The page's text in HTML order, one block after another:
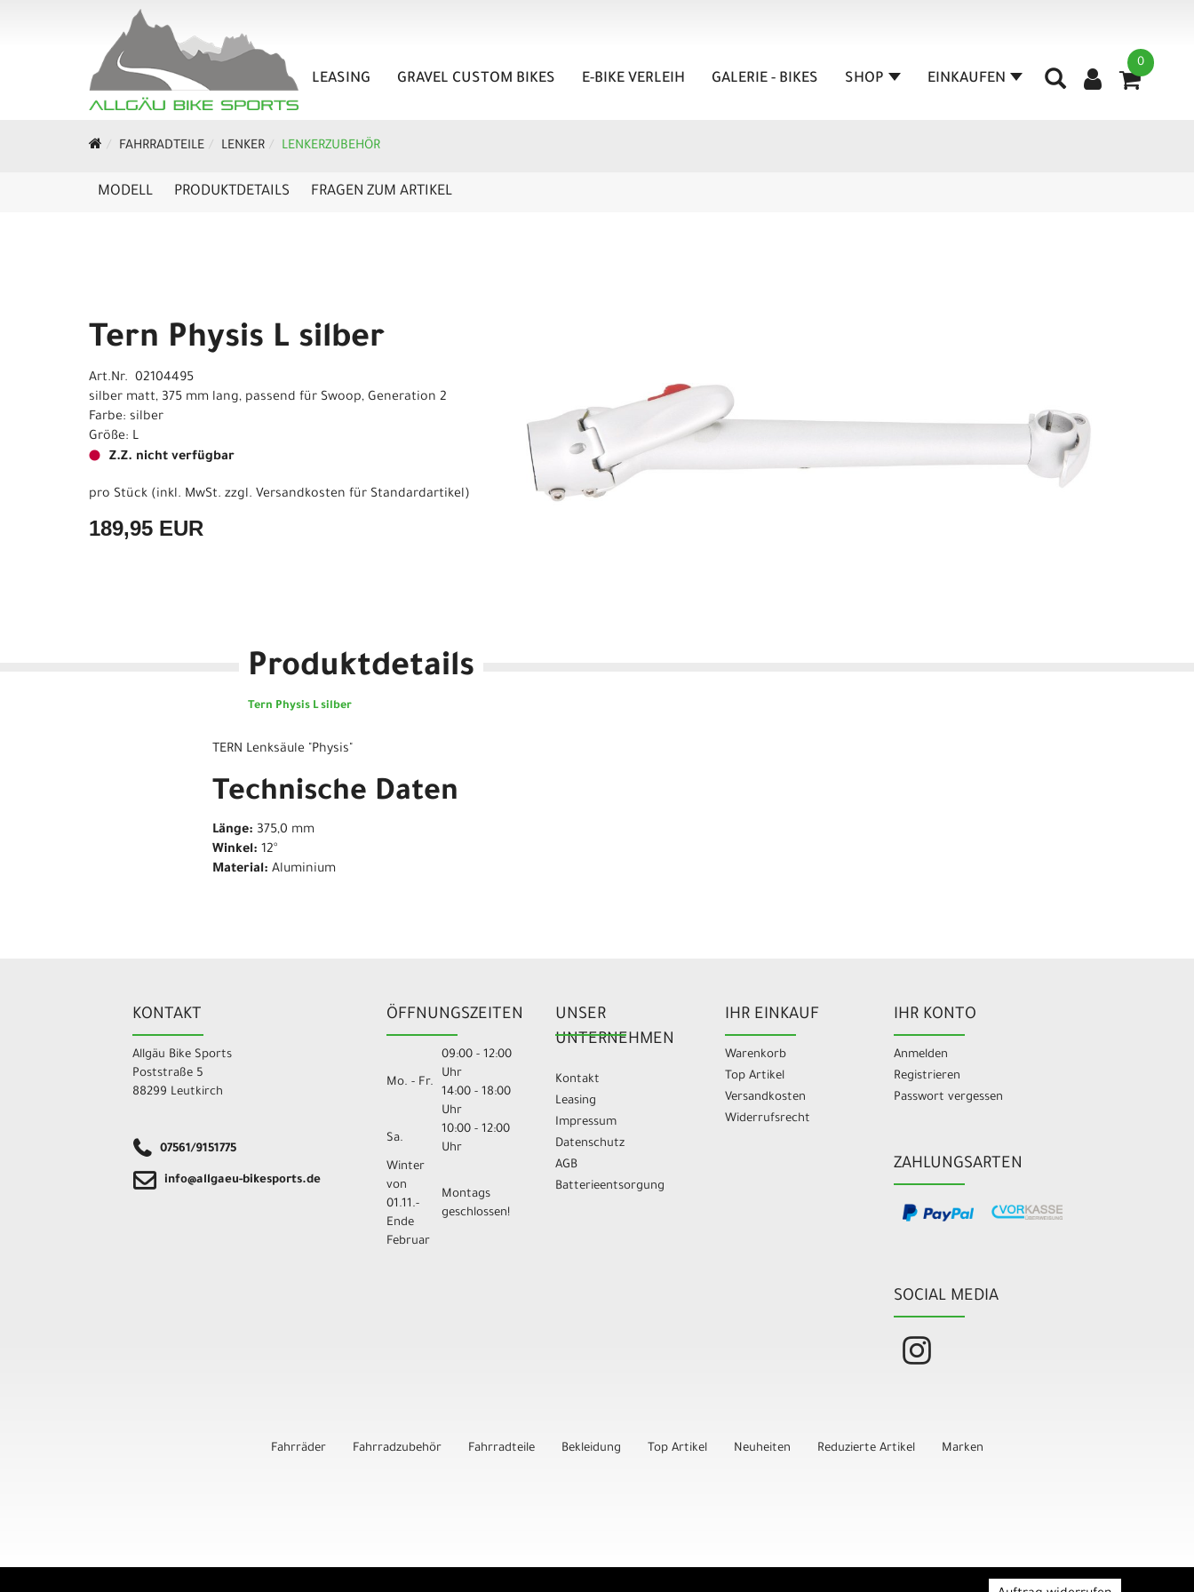
0
LEASING GRAVEL CUSTOM BIKES E-BIKE VERLEIH GALERIE - BIKES SHOP EINKAUFEN
FAHRRADTEILE LENKER LENKERZUBEHÖR
MODELL PRODUKTDETAILS FRAGEN ZUM ARTIKEL
Tern Physis L silber
Art.Nr. 02104495
silber matt, 375 mm lang, passend für Swoop, Generation 2
Farbe: silber
Größe: L
Z.Z. nicht verfügbar
pro Stück (inkl. MwSt. zzgl. Versandkosten für Standardartikel)
189,95 EUR
Produktdetails
Tern Physis L silber
TERN Lenksäule "Physis"
Technische Daten
Länge: 375,0 mm
Winkel: 12°
Material: Aluminium
KONTAKT
Allgäu Bike Sports
Poststraße 5
88299 Leutkirch
07561/9151775
info@allgaeu-bikesports.de
ÖFFNUNGSZEITEN
Mo. - Fr.
09:00 - 12:00
Uhr
14:00 - 18:00
Uhr
Sa.
10:00 - 12:00
Uhr
Winter
von
01.11.-
Ende
Februar
Montags
geschlossen!
UNSER
UNTERNEHMEN
Kontakt
Leasing
Impressum
Datenschutz
AGB
Batterieentsorgung
IHR EINKAUF
Warenkorb
Top Artikel
Versandkosten
Widerrufsrecht
IHR KONTO
Anmelden
Registrieren
Passwort vergessen
ZAHLUNGSARTEN
SOCIAL MEDIA
Fahrräder Fahrradzubehör Fahrradteile Bekleidung Top Artikel Neuheiten Reduzierte Artikel Marken